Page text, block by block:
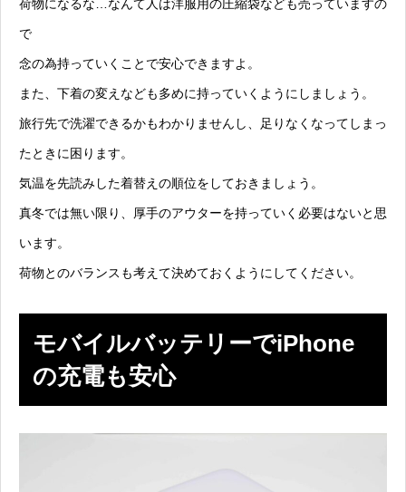
荷物になるな…なんて人は洋服用の圧縮袋なども売っていますの
で
念の為持っていくことで安心できますよ。
また、下着の変えなども多めに持っていくようにしましょう。
旅行先で洗濯できるかもわかりませんし、足りなくなってしまっ
たときに困ります。
気温を先読みした着替えの順位をしておきましょう。
真冬では無い限り、厚手のアウターを持っていく必要はないと思
います。
荷物とのバランスも考えて決めておくようにしてください。
モバイルバッテリーでiPhone
の充電も安心